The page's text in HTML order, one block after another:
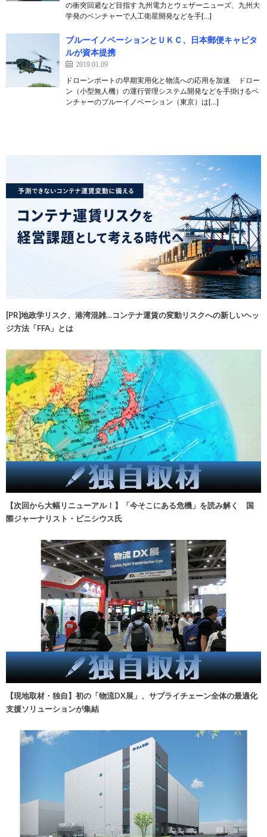
の衝突回避など目指す 九州電力とウェザーニューズ、九州大
学発のベンチャーで人工衛星開発などを手[…]
ブルーイノベーションとＵＫＣ、日本郵便キャピタ
ルが資本提携
2019.01.09
ドローンポートの早期実用化と物流への応用を加速 ドロー
ン（小型無人機）の運行管理システム開発などを手掛けるベ
ンチャーのブルーイノベーション（東京）は[…]
[PR]地政学リスク、港湾混雑…コンテナ運賃の変動リスクへの新しいヘッ
ジ方法「FFA」とは
【次回から大幅リニューアル！】「今そこにある危機」を読み解く 国
際ジャーナリスト・ビニシウス氏
【現地取材・独自】初の「物流DX展」、サプライチェーン全体の最適化
支援ソリューションが集結